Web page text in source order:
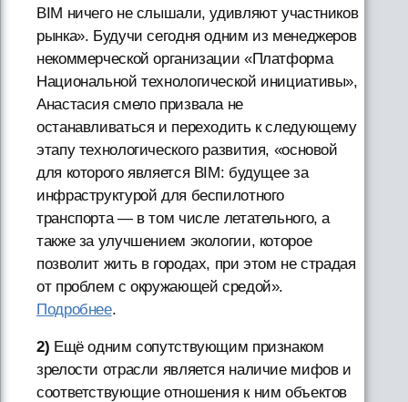
BIM ничего не слышали, удивляют участников
рынка». Будучи сегодня одним из менеджеров
некоммерческой организации «Платформа
Национальной технологической инициативы»,
Анастасия смело призвала не
останавливаться и переходить к следующему
этапу технологического развития, «основой
для которого является BIM: будущее за
инфраструктурой для беспилотного
транспорта — в том числе летательного, а
также за улучшением экологии, которое
позволит жить в городах, при этом не страдая
от проблем с окружающей средой».
Подробнее.
2) Ещё одним сопутствующим признаком
зрелости отрасли является наличие мифов и
соответствующие отношения к ним объектов